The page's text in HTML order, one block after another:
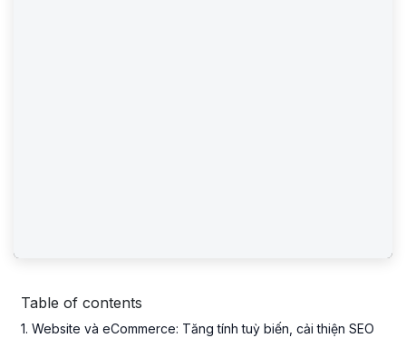
Table of contents
1. Website và eCommerce: Tăng tính tuỳ biến, cải thiện SEO